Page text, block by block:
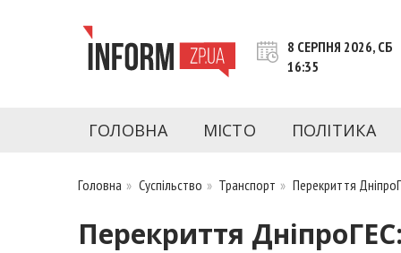
INFORM.ZP.UA – це інформаційний
Запоріжжя та Запорізької області на день.
8 СЕРПНЯ 2026, СБ
16:35
ГОЛОВНА МІСТО ПОЛІТИКА
Головна » Суспільство » Транспорт » Перекриття
Перекриття